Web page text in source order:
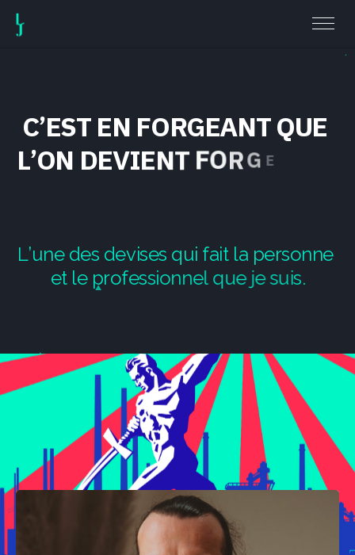
C’ESTENFORGEANTQUE
L’ON DEVIENTFORGE
L’une des devises qui fait la personne
et le professionnel que jesuis.